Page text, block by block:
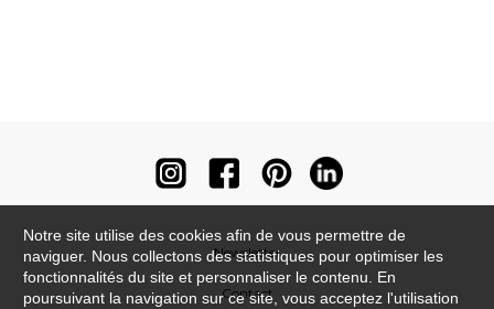
Newsletter
Contact
Notre site utilise des cookies afin de vous permettre de
naviguer. Nous collectons des statistiques pour optimiser les
fonctionnalités du site et personnaliser le contenu. En
poursuivant la navigation sur ce site, vous acceptez l'utilisation